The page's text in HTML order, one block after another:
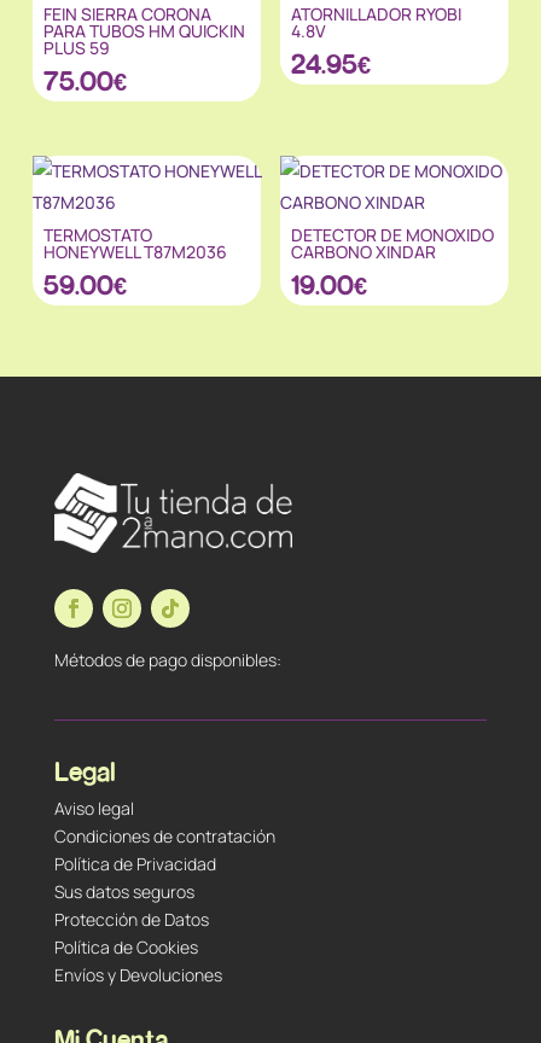
FEIN SIERRA CORONA
PARA TUBOS HM QUICKIN
PLUS 59
75.00€
ATORNILLADOR RYOBI
4.8V
24.95€
TERMOSTATO
HONEYWELL T87M2036
59.00€
DETECTOR DE MONOXIDO
CARBONO XINDAR
19.00€
Métodos de pago disponibles:
Legal
Aviso legal
Condiciones de contratación
Política de Privacidad
Sus datos seguros
Protección de Datos
Política de Cookies
Envíos y Devoluciones